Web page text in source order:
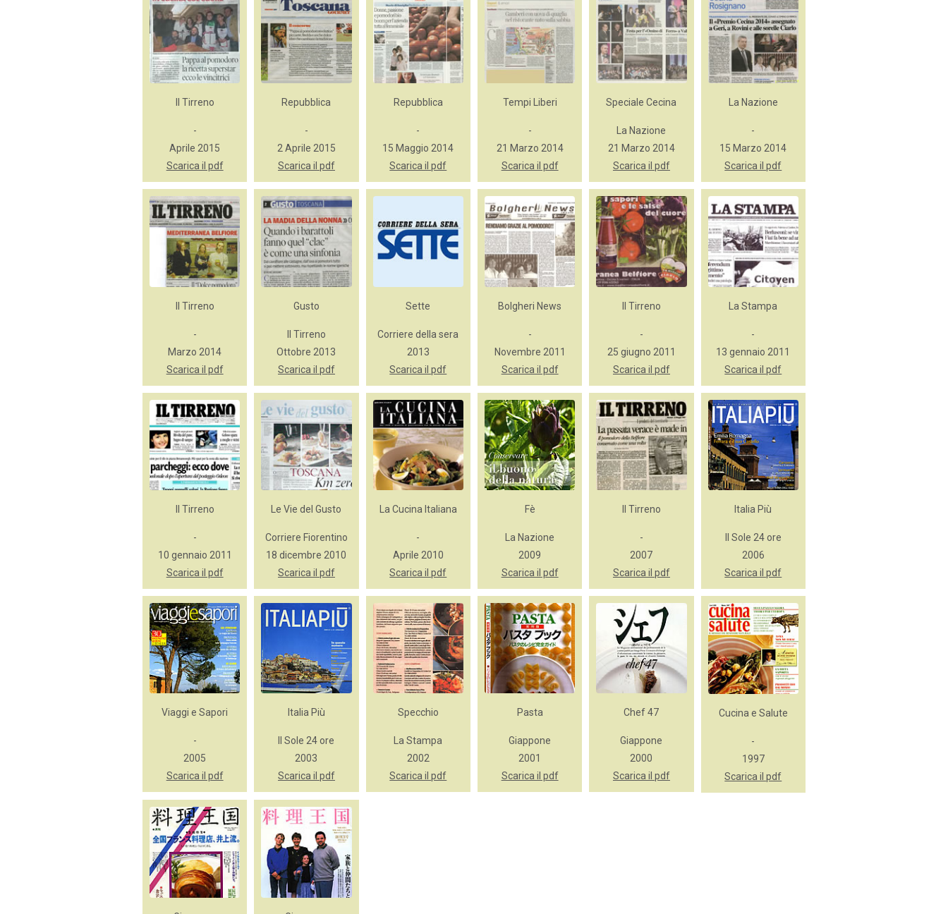
Il Tirreno
-
Aprile 2015
Scarica il pdf
Repubblica
-
2 Aprile 2015
Scarica il pdf
Repubblica
-
15 Maggio 2014
Scarica il pdf
Tempi Liberi
-
21 Marzo 2014
Scarica il pdf
Speciale Cecina
La Nazione
21 Marzo 2014
Scarica il pdf
La Nazione
-
15 Marzo 2014
Scarica il pdf
Il Tirreno
-
Marzo 2014
Scarica il pdf
Gusto
Il Tirreno
Ottobre 2013
Scarica il pdf
Sette
Corriere della sera
2013
Scarica il pdf
Bolgheri News
-
Novembre 2011
Scarica il pdf
Il Tirreno
-
25 giugno 2011
Scarica il pdf
La Stampa
-
13 gennaio 2011
Scarica il pdf
Il Tirreno
-
10 gennaio 2011
Scarica il pdf
Le Vie del Gusto
Corriere Fiorentino
18 dicembre 2010
Scarica il pdf
La Cucina Italiana
-
Aprile 2010
Scarica il pdf
Fè
La Nazione
2009
Scarica il pdf
Il Tirreno
-
2007
Scarica il pdf
Italia Più
Il Sole 24 ore
2006
Scarica il pdf
Viaggi e Sapori
-
2005
Scarica il pdf
Italia Più
Il Sole 24 ore
2003
Scarica il pdf
Specchio
La Stampa
2002
Scarica il pdf
Pasta
Giappone
2001
Scarica il pdf
Chef 47
Giappone
2000
Scarica il pdf
Cucina e Salute
-
1997
Scarica il pdf